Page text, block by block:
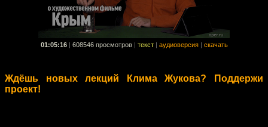
01:05:16 608546 просмотров текст аудиоверсия скачать
Ждёшь новых лекций Клима Жукова? Поддержи
проект!